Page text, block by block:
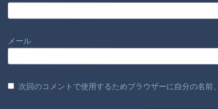
メール
次回のコメントで使用するためブラウザーに自分の名